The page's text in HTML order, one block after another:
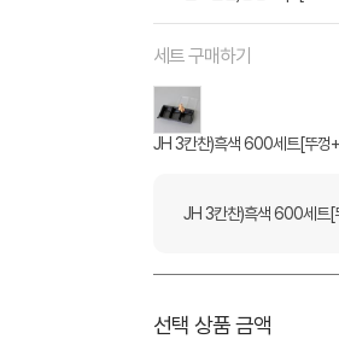
세트 구매하기
JH 3칸찬)흑색 600세트[뚜껑
JH 3칸찬)흑색 600세트[
선택 상품 금액